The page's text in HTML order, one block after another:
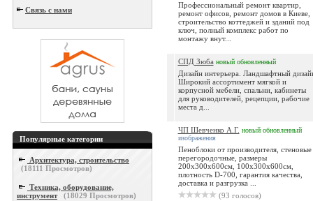
Связь с нами
Популярные категории
Архитектура, строительство
(18111 Просмотров)
Техника, оборудование,
инструмент
(18029 Просмотров)
Профессиональный ремонт квартир,
ремонт офисов, ремонт домов в Киеве,
строительство коттеджей и зданий под
ключ, полный комплекс работ по
монтажу внут...
СПД Зюба новый обновленный
Дизайн интерьера. Ландшафтный
Широкий ассортимент мягкой и
корпусной мебели, спальни, кабинеты
для руководителей, рецепции, рабочие
места д...
ЧП Шевченко А.Г. новый обновленный
изображения
Пеноблоки от производителя, стеновые
перегородочные, размеры
200х300х600см, 100х300х600см,
плотность D-700, гарантия качества,
доставка и разгрузка ...
(93 голосов)